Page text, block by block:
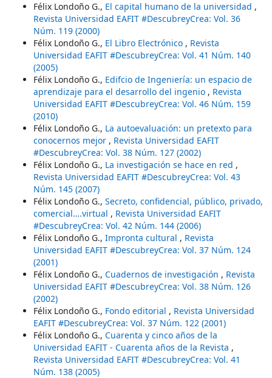
Félix Londoño G., El capital humano de la universidad ,
Revista Universidad EAFIT #DescubreyCrea: Vol. 36
Núm. 119 (2000)
Félix Londoño G., El Libro Electrónico , Revista
Universidad EAFIT #DescubreyCrea: Vol. 41 Núm. 140
(2005)
Félix Londoño G., Edifcio de Ingeniería: un espacio de
aprendizaje para el desarrollo del ingenio , Revista
Universidad EAFIT #DescubreyCrea: Vol. 46 Núm. 159
(2010)
Félix Londoño G., La autoevaluación: un pretexto para
conocernos mejor , Revista Universidad EAFIT
#DescubreyCrea: Vol. 38 Núm. 127 (2002)
Félix Londoño G., La investigación se hace en red ,
Revista Universidad EAFIT #DescubreyCrea: Vol. 43
Núm. 145 (2007)
Félix Londoño G., Secreto, confidencial, público, privado,
comercial….virtual , Revista Universidad EAFIT
#DescubreyCrea: Vol. 42 Núm. 144 (2006)
Félix Londoño G., Impronta cultural , Revista
Universidad EAFIT #DescubreyCrea: Vol. 37 Núm. 124
(2001)
Félix Londoño G., Cuadernos de investigación , Revista
Universidad EAFIT #DescubreyCrea: Vol. 38 Núm. 126
(2002)
Félix Londoño G., Fondo editorial , Revista Universidad
EAFIT #DescubreyCrea: Vol. 37 Núm. 122 (2001)
Félix Londoño G., Cuarenta y cinco años de la
Universidad EAFIT - Cuarenta años de la Revista ,
Revista Universidad EAFIT #DescubreyCrea: Vol. 41
Núm. 138 (2005)